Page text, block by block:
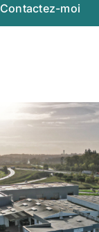
Contactez-moi